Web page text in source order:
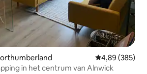
Gemiddelde
4,89 (385)
in het centrum van Alnwick